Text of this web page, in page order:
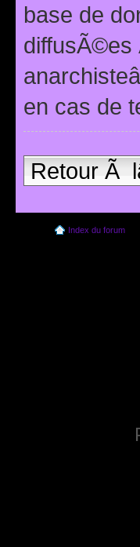
base de
diffusÃ©es
en cas de
Retour Ã
Index du forum